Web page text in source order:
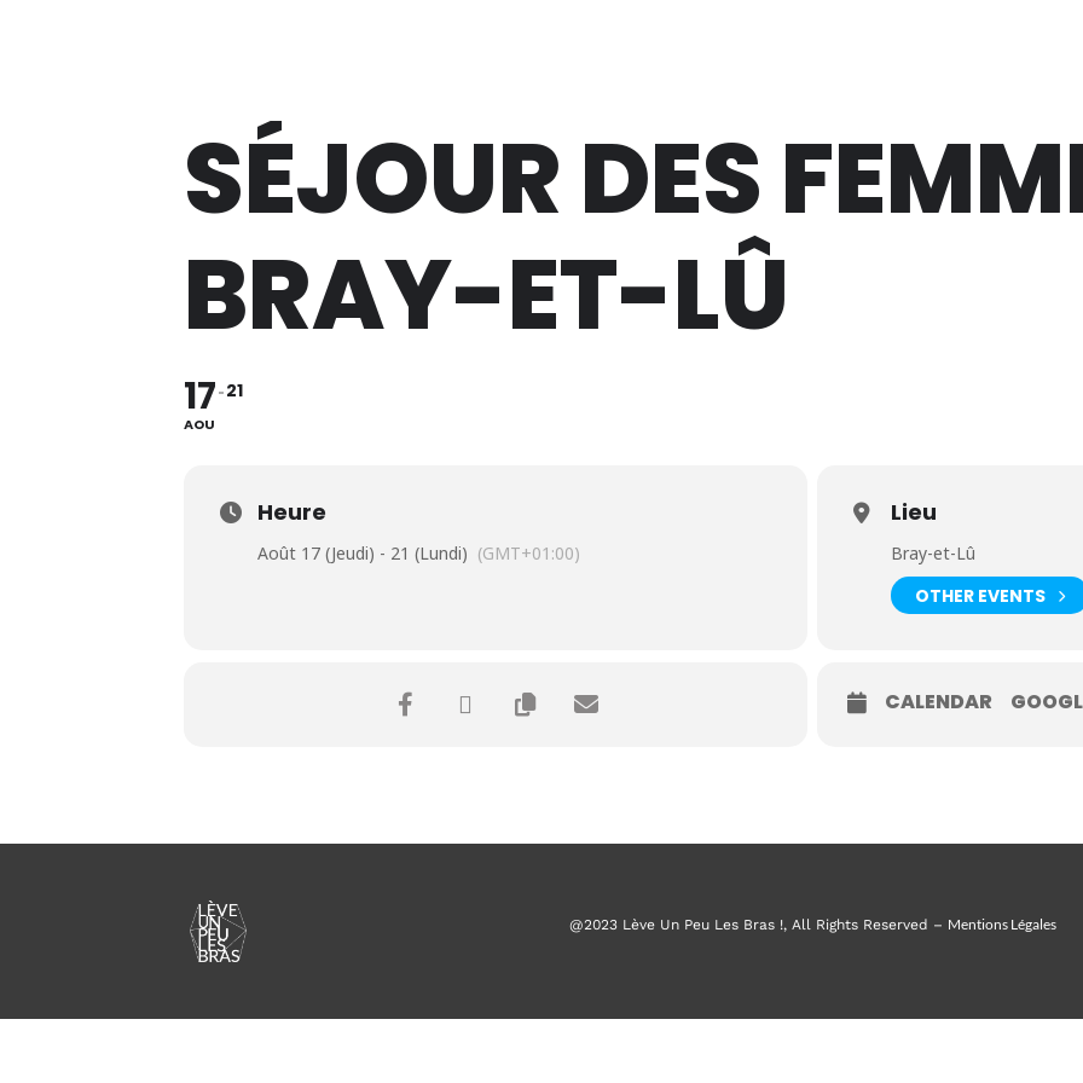
SÉJOUR DES
BRAY-ET-LÛ
17
AOU
21
Heure
Août 17 (Jeudi) - 21 (Lundi) (GMT+01:00)
Lieu
Bray-et-Lû
OTHER EVENTS
CALENDAR
@2023 Lève Un Peu Les Bras !, All Rights Reserved – Mentions Légales